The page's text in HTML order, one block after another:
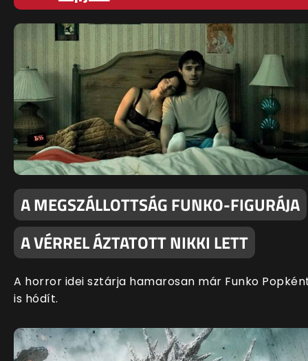
A MEGSZÁLLOTTSÁG FUNKO-FIGURÁJA
A VÉRREL ÁZTATOTT NIKKI LETT
A horror idei sztárja hamarosan már Funko
is hódít.